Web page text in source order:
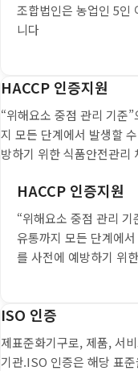
조합법인은 농업인 5인
니다
HACCP 인증지원
“위해요소 중점 관리 기준
지 모든 단계에서 발생할
방하기 위한 식품안전관리
HACCP 인증지원
“위해요소 중점 관리
유통까지 모든 단계에
를 사전에 예방하기 위
ISO 인증
제표준화기구로, 제품, 서
기관.ISO 인증은 해당 표